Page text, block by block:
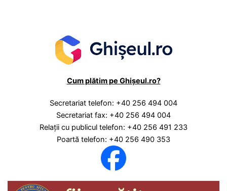
Cum plătim pe Ghișeul.ro?
Secretariat telefon: +40 256 494 004
Secretariat fax: +40 256 494 004
Relaţii cu publicul telefon: +40 256 491 233
Poartă telefon: +40 256 490 353